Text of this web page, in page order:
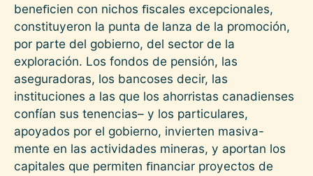
beneﬁcien con nichos ﬁscales excepcionales,
constituyeron la punta de lanza de la promoción,
por parte del gobierno, del sector de la
exploración. Los fondos de pensión, las
aseguradoras, los bancoses decir, las
instituciones a las que los ahorristas canadienses
confían sus tenencias– y los particulares,
apoyados por el gobierno, invierten masiva-
mente en las actividades mineras, y aportan los
capitales que permiten ﬁnanciar proyectos de